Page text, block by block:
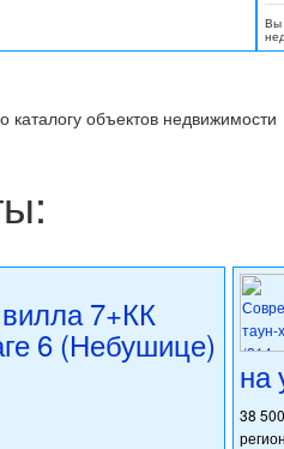
Вы
каталогу объектов недвижимости
7+КК
6 (Небушице)
на
38